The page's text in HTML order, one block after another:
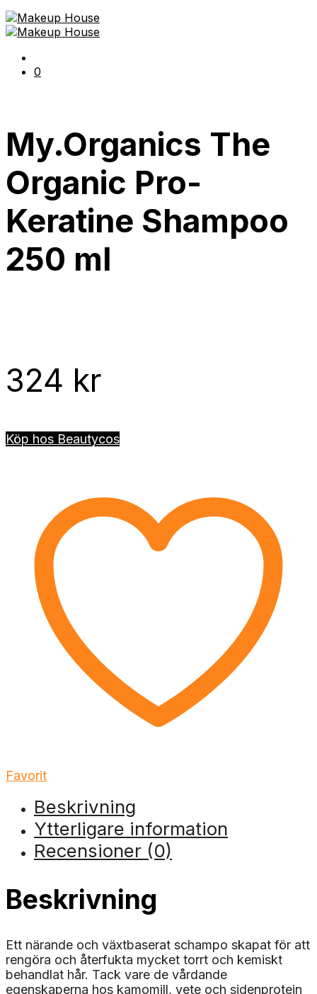
0
My.Organics The
Organic Pro-
Keratine Shampoo
250 ml
324 kr
Köp hos Beautycos
Favorit
Beskrivning
Ytterligare information
Recensioner (0)
Beskrivning
Ett närande och växtbaserat schampo skapat för att
rengöra och återfukta mycket torrt och kemiskt
behandlat hår. Tack vare de vårdande
egenskaperna hos kamomill, vete och sidenprotein